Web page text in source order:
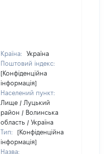
Країна:
Україна
Поштовий індекс:
[Конфіденційна
інформація]
Населений пункт:
Лище / Луцький
район / Волинська
область / Україна
Тип:
[Конфіденційна
інформація]
Назва: